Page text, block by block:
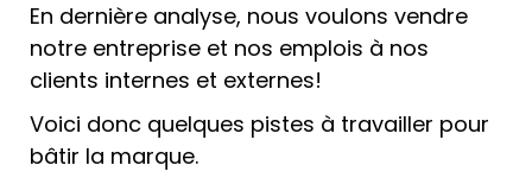
En dernière analyse, nous voulons vendre
notre entreprise et nos emplois à nos
clients internes et externes!
Voici donc quelques pistes à travailler pour
bâtir la marque.